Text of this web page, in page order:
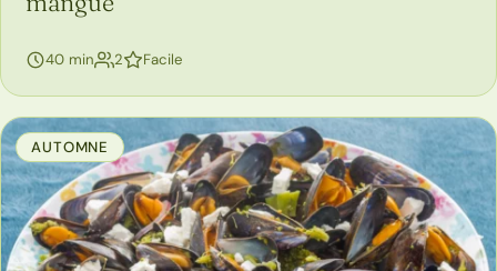
40 min 2personnes
Facile
AUTOMNE